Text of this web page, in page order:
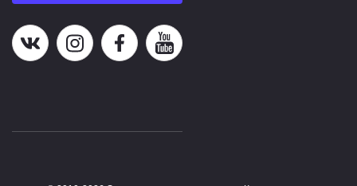
Наша группа в ВКНаша страница в Instagram
Наша группа в Facebook
Наш канал на YouTube